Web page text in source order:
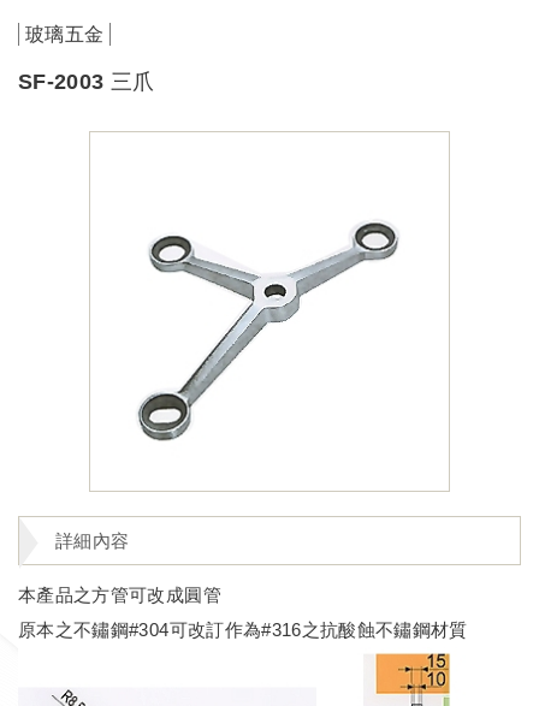
玻璃五金
SF-2003 三爪
詳細內容
本產品之方管可改成圓管
原本之不鏽鋼#304可改訂作為#316之抗酸蝕不鏽鋼材質